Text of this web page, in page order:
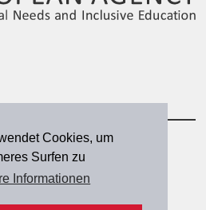
Cookies, um
Surfen zu
Informationen